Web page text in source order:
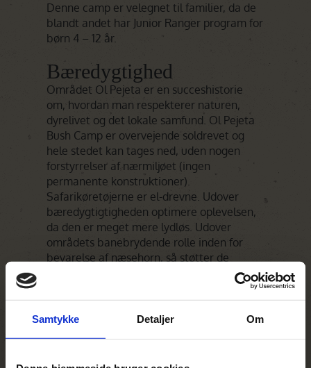
Samtykke Detaljer Om
Denne camp er velegnet til familier, da de
blandt andet har Junior Ranger program for
børn 4 – 12 år.
Bæredygtighed
Området Ol Pejeta er en succeshistorie
om, hvordan man respekterer naturen,
dyrelivet og det lokale samfund. Ol Pejeta
Bush Camp er overvejende soldrevet og
hele stedet kan tages ned, uden nogen
forstyrrelser af nærmiljøet (ingen
permanente konstruktioner).
Safarikøretøjerne er el-drevne. Udover
bæredygtigtigheden optimere oplevelsen,
da den er meget mere lydløs. Udover
områdets banebrydende rolle inden for
bevarelse af næsehorn, så støtter de
ydermere det lokale samfund med midler
til de lokales uddannelse, sundhedspleje og
infrastruktur. Ol Pejeta Bush Camp er
medlem af Eco Tourism Kenya, hvor de er
certificeret med sølv